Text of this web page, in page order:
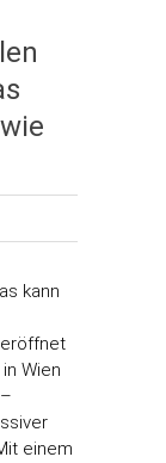
kann
Wien
einem